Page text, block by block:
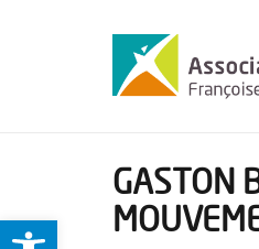
Ouvrir la barre d’outils
GASTON